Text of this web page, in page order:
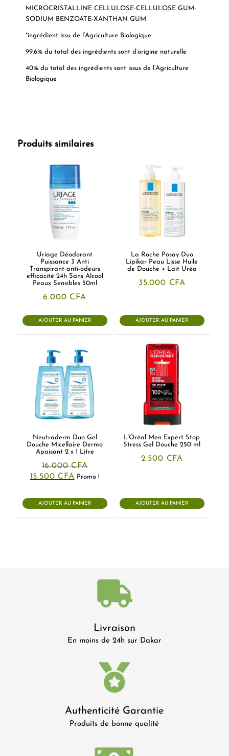
MICROCRISTALLINE CELLULOSE-CELLULOSE GUM-
SODIUM BENZOATE-XANTHAN GUM
*ingrédient issu de l’Agriculture Biologique
99.6% du total des ingrédients sont d’origine naturelle
40% du total des ingrédients sont issus de l’Agriculture
Biologique
Produits similaires
Uriage Déodorant
Puissance 3 Anti
Transpirant anti-odeurs
efficacité 24h Sans Alcool
Peaux Sensibles 50ml
6.000 CFA
AJOUTER AU PANIER
La Roche Posay Duo
Lipikar Peau Lisse Huile
de Douche + Lait Uréa
35.000 CFA
AJOUTER AU PANIER
Neutraderm Duo Gel
Douche Micellaire Dermo
Apaisant 2 x 1 Litre
16.000CFA
Le
était :
16.000 CFA.
15.500 CFA Le
est :
15.500 CFA.
Promo !
AJOUTER AU PANIER
L’Oréal Men Expert Stop
Stress Gel Douche 250 ml
2.500 CFA
AJOUTER AU PANIER
Livraison
En moins de 24h sur Dakar
Authenticité Garantie
Produits de bonne qualité